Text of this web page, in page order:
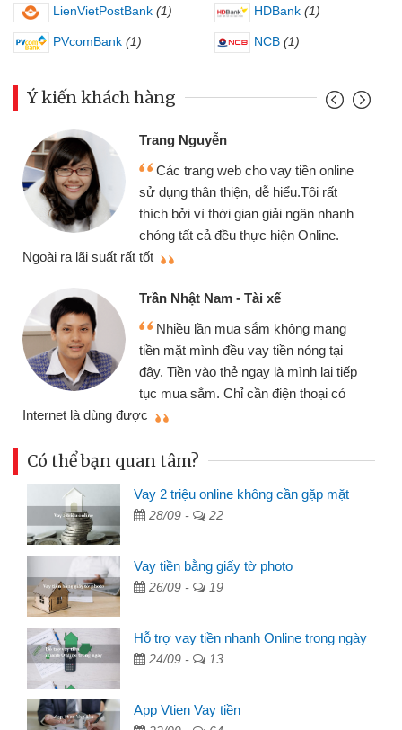
LienVietPostBank (1) HDBank (1)
PVcomBank (1) NCB (1)
Ý kiến khách hàng
Trang Nguyễn
Các trang web cho vay tiền online
sử dụng thân thiện, dễ hiểu.Tôi rất
thích bởi vì thời gian giải ngân nhanh
chóng tất cả đều thực hiện Online.
rất tốt
Trần Nhật Nam - Tài xế
Nhiều lần mua sắm không mang
tiền mặt mình đều vay tiền nóng tại
đây. Tiền vào thẻ ngay là mình lại tiếp
tục mua sắm. Chỉ cần điện thoại có
được
Có thể bạn quan tâm?
Vay 2 triệu online không cần gặp mặt
28/09 - 22
Vay tiền bằng giấy tờ photo
26/09 - 19
Hỗ trợ vay tiền nhanh Online trong ngày
24/09 - 13
App Vtien Vay tiền